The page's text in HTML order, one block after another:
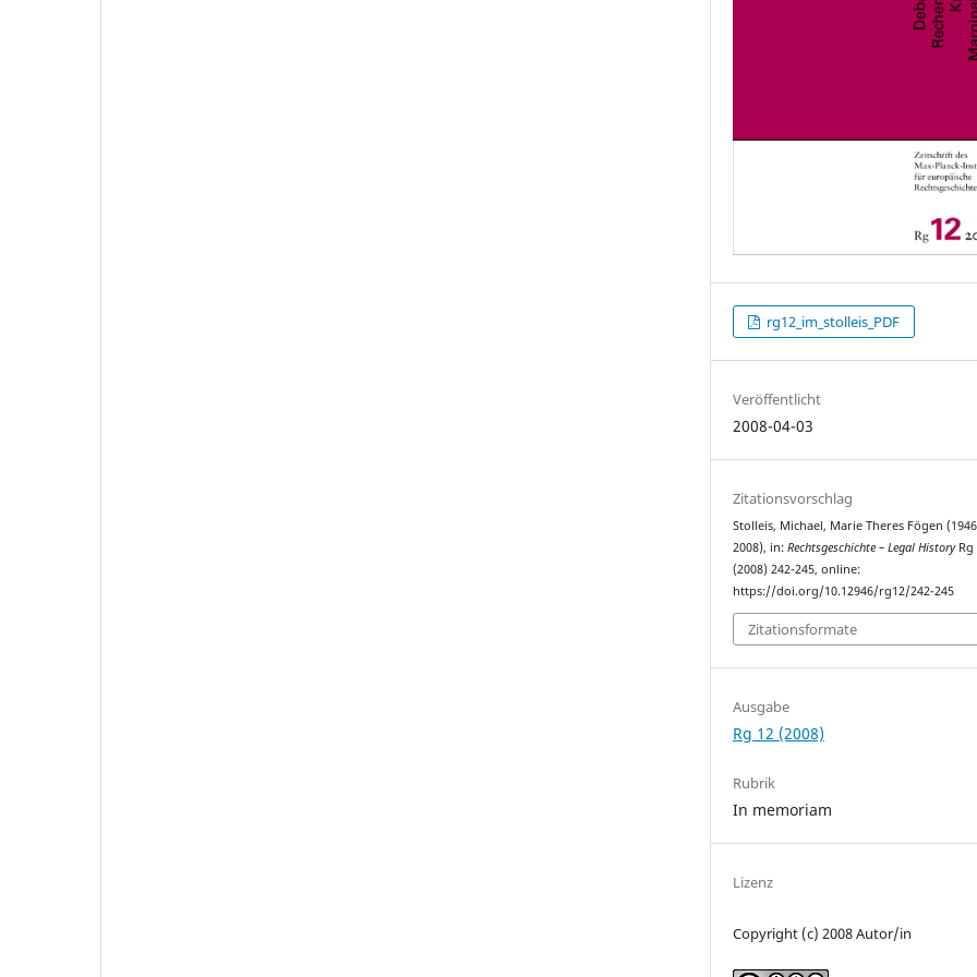
rg12_im_stolleis_PDF
Veröffentlicht
2008-04-03
Zitationsvorschlag
Stolleis, Michael, Marie Theres Fögen
2008), in: Rechtsgeschichte – Legal HistoryRg
(2008) 242-245, online:
https://doi.org/10.12946/rg12/242-245
Zitationsformate
Ausgabe
Rg 12 (2008)
Rubrik
In memoriam
Lizenz
Copyright (c) 2008 Autor/in